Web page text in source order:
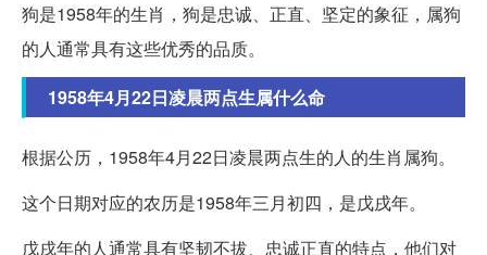
狗是1958年的生肖，狗是忠诚、正直、坚定的象征，属狗
的人通常具有这些优秀的品质。
1958年4月22日凌晨两点生属什么命
根据公历，1958年4月22日凌晨两点生的人的生肖属狗。
这个日期对应的农历是1958年三月初四，是戊戌年。
戊戌年的人通常具有坚韧不拔、忠诚正直的特点，他们对